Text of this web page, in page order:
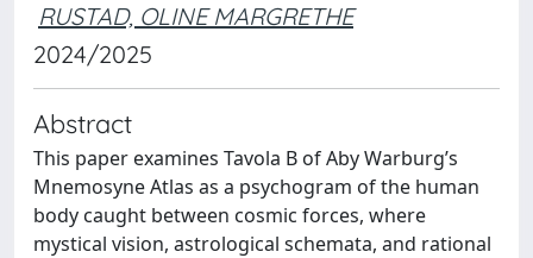
RUSTAD, OLINE MARGRETHE
2024/2025
Abstract
This paper examines Tavola B of Aby Warburg’s
Mnemosyne Atlas as a psychogram of the human
body caught between cosmic forces, where
mystical vision, astrological schemata, and rational